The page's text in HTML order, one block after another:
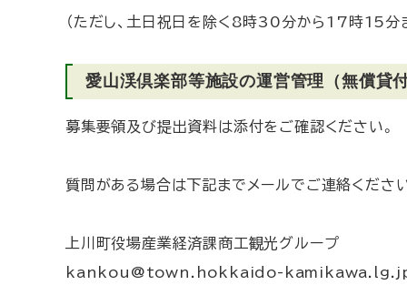
（ただし、土日祝日を除く8時30分から17時15分
愛山渓倶楽部等施設の運営管理（無償貸
募集要領及び提出資料は添付をご確認ください。
質問がある場合は下記までメールでご連絡くださ
上川町役場産業経済課商工観光グループ
kankou@town.hokkaido-